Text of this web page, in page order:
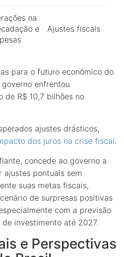
na
e
Ajustes fiscais
para o futuro econômico do
enfrentou
de R$ 10,7 bilhões no
ajustes drásticos,
dos juros na crise fiscal.
concede ao governo a
ajustes pontuais sem
suas metas fiscais,
de surpresas positivas
com a previsão
investimento até 2027.
e Perspectivas